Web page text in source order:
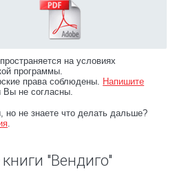
на условиях
программы.
права соблюдены. Напишите
Вы не согласны.
но не знаете что делать дальше?
.
"Вендиго"